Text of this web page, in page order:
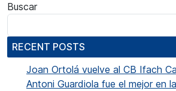
Buscar
RECENT POSTS
Joan Ortolá vuelve al CB Ifach
Antoni Guardiola fue el mejor en